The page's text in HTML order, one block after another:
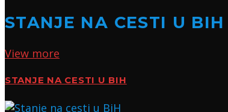
STANJE NA CESTI U BIH
View more
STANJE NA CESTI U BIH